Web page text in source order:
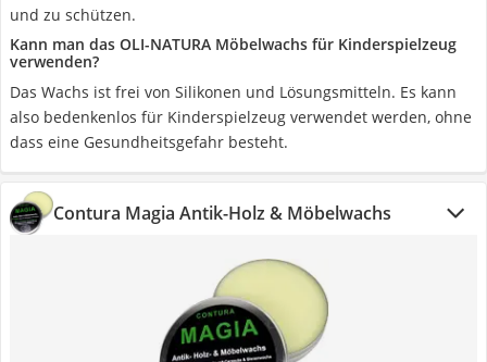
und zu schützen.
Kann man das OLI-NATURA Möbelwachs für Kinderspielzeug
verwenden?
Das Wachs ist frei von Silikonen und Lösungsmitteln. Es kann
also bedenkenlos für Kinderspielzeug verwendet werden, ohne
dass eine Gesundheitsgefahr besteht.
Contura Magia Antik-Holz & Möbelwachs